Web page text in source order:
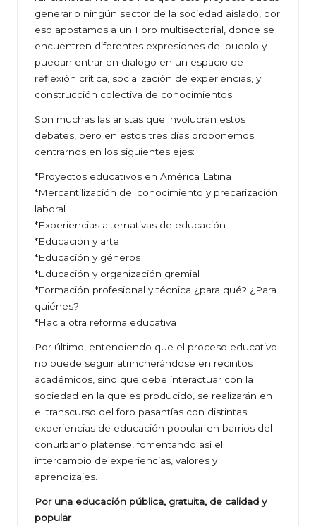
generarlo ningún sector de la sociedad aislado, por
eso apostamos a un Foro multisectorial, donde se
encuentren diferentes expresiones del pueblo y
puedan entrar en dialogo en un espacio de
reflexión crítica, socialización de experiencias, y
construcción colectiva de conocimientos.
Son muchas las aristas que involucran estos
debates, pero en estos tres días proponemos
centrarnos en los siguientes ejes:
*Proyectos educativos en América Latina
*Mercantilización del conocimiento y precarización
laboral
*Experiencias alternativas de educación
*Educación y arte
*Educación y géneros
*Educación y organización gremial
*Formación profesional y técnica ¿para qué? ¿Para
quiénes?
*Hacia otra reforma educativa
Por último, entendiendo que el proceso educativo
no puede seguir atrincherándose en recintos
académicos, sino que debe interactuar con la
sociedad en la que es producido, se realizarán en
el transcurso del foro pasantías con distintas
experiencias de educación popular en barrios del
conurbano platense, fomentando así el
intercambio de experiencias, valores y
aprendizajes.
Por una educación pública, gratuita, de calidad y
popular